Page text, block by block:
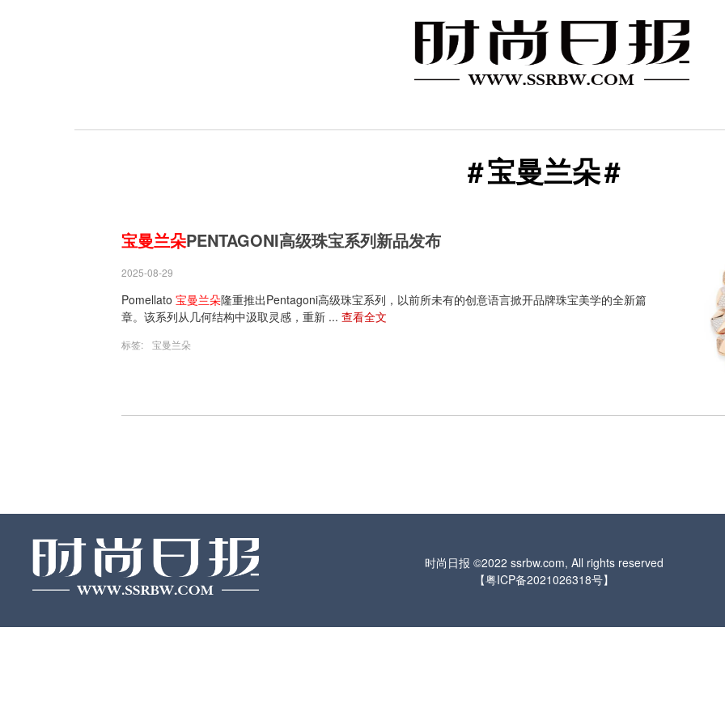
宝曼兰朵
宝曼兰朵PENTAGONI高级珠宝系列新品发布
2025-08-29
Pomellato 宝曼兰朵隆重推出Pentagoni高级珠宝系列，以前所未有的创意语言掀开品牌珠宝美学的全新篇
章。该系列从几何结构中汲取灵感，重新 ... 查看全文
标签: 宝曼兰朵
时尚日报 ©2022 ssrbw.com, All rights reserved
【粤ICP备2021026318号】